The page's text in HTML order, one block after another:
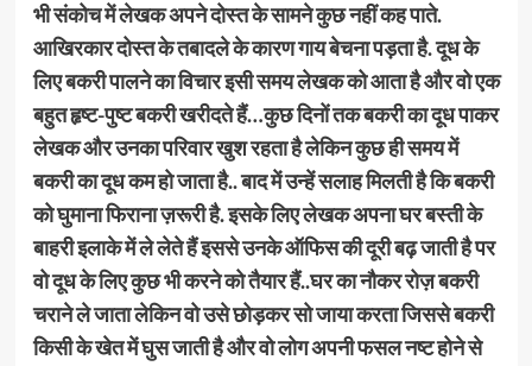
भी संकोच में लेखक अपने दोस्त के सामने कुछ नहीं कह पाते.
आखिरकार दोस्त के तबादले के कारण गाय बेचना पड़ता है. दूध के
लिए बकरी पालने का विचार इसी समय लेखक को आता है और वो एक
बहुत हृष्ट-पुष्ट बकरी खरीदते हैं…कुछ दिनों तक बकरी का दूध पाकर
लेखक और उनका परिवार खुश रहता है लेकिन कुछ ही समय में
बकरी का दूध कम हो जाता है.. बाद में उन्हें सलाह मिलती है कि बकरी
को घुमाना फिराना ज़रूरी है. इसके लिए लेखक अपना घर बस्ती के
बाहरी इलाके में ले लेते हैं इससे उनके ऑफिस की दूरी बढ़ जाती है पर
वो दूध के लिए कुछ भी करने को तैयार हैं..घर का नौकर रोज़ बकरी
चराने ले जाता लेकिन वो उसे छोड़कर सो जाया करता जिससे बकरी
किसी के खेत में घुस जाती है और वो लोग अपनी फसल नष्ट होने से